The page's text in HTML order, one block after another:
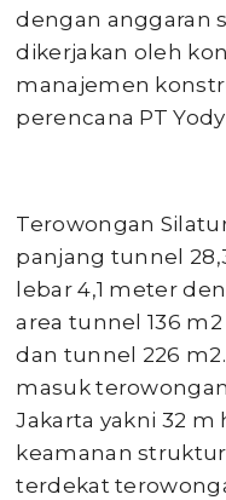
dengan anggaran
dikerjakan oleh
manajemen
perencana PT
Terowongan
panjang tunnel
lebar 4,1 meter
area tunnel 136
dan tunnel 226
masuk
Jakarta yakni 32
keamanan
terdekat